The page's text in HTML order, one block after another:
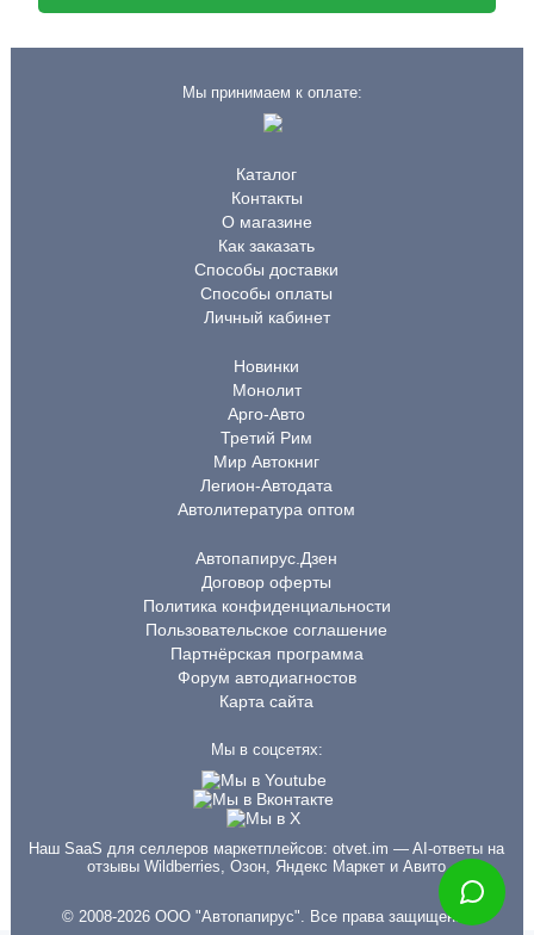
Мы принимаем к оплате:
Каталог
Контакты
О магазине
Как заказать
Способы доставки
Способы оплаты
Личный кабинет
Новинки
Монолит
Арго-Авто
Третий Рим
Мир Автокниг
Легион-Автодата
Автолитература оптом
Автопапирус.Дзен
Договор оферты
Политика конфиденциальности
Пользовательское соглашение
Партнёрская программа
Форум автодиагностов
Карта сайта
Мы в соцсетях:
Наш SaaS для селлеров маркетплейсов:otvet.im — AI-ответы на
отзывы Wildberries, Озон, Яндекс Маркет и Авито
© 2008-2026 ООО "Автопапирус". Все права защищены.